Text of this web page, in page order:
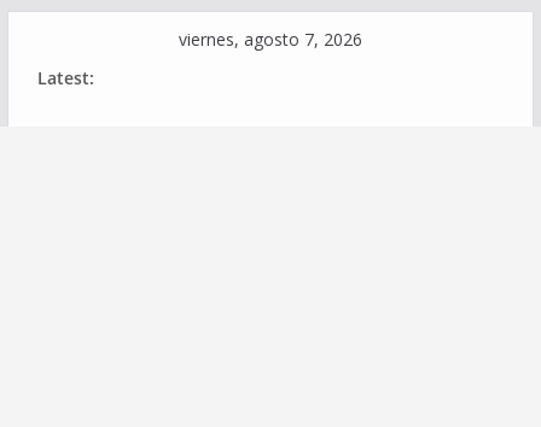
viernes, agosto 7, 2026
Latest: